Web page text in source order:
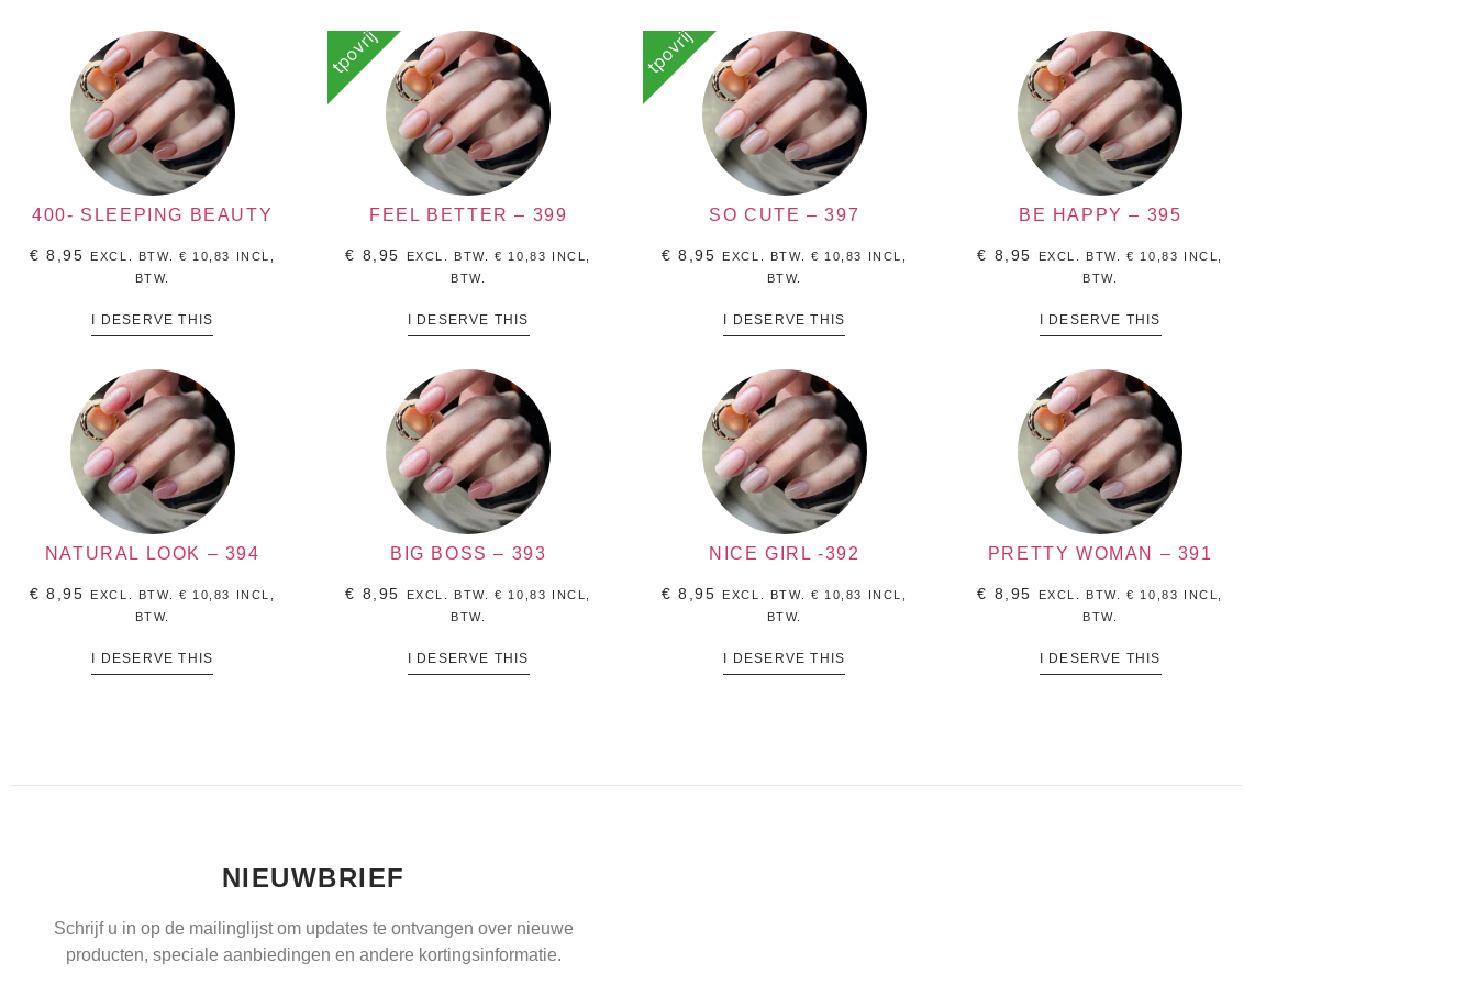
400- SLEEPING BEAUTY
€ 8,95 EXCL. BTW. € 10,83
INCL,
BTW.
I DESERVE THIS
tpovrij
FEEL BETTER – 399
€ 8,95 EXCL. BTW.€ 10,83 INCL,
BTW.
I DESERVE THIS
tpovrij
SO CUTE – 397
€ 8,95 EXCL. BTW. € 10,83
INCL,
BTW.
I DESERVE THIS
BE HAPPY – 395
€ 8,95 EXCL. BTW.€ 10,83 INCL,
BTW.
I DESERVE THIS
NATURAL LOOK – 394
€ 8,95 EXCL. BTW. € 10,83
INCL,
BTW.
I DESERVE THIS
BIG BOSS – 393
€ 8,95 EXCL. BTW.€ 10,83 INCL,
BTW.
I DESERVE THIS
NICE GIRL -392
€ 8,95 EXCL. BTW. € 10,83
INCL,
BTW.
I DESERVE THIS
PRETTY WOMAN – 391
€ 8,95 EXCL. BTW.€ 10,83 INCL,
BTW.
I DESERVE THIS
NIEUWBRIEF
Schrijf u in op de mailinglijst om updates te ontvangen over nieuwe
producten, speciale aanbiedingen en andere kortingsinformatie.